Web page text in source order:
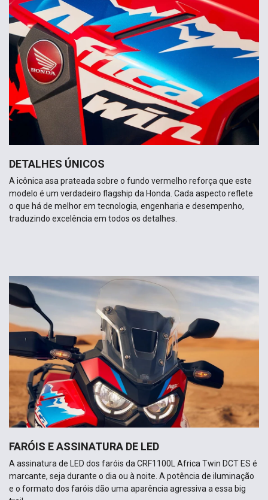
DETALHES ÚNICOS
A icônica asa prateada sobre o fundo vermelho reforça que este
modelo é um verdadeiro flagship da Honda. Cada aspecto reflete
o que há de melhor em tecnologia, engenharia e desempenho,
traduzindo excelência em todos os detalhes.
FARÓIS E ASSINATURA DE LED
A assinatura de LED dos faróis da CRF1100L Africa Twin DCT ES é
marcante, seja durante o dia ou à noite. A potência de iluminação
e o formato dos faróis dão uma aparência agressiva a essa big